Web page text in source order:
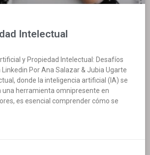
Intelectual
y Propiedad Intelectual: Desafíos
Linkedin Por Ana Salazar & Jubia Ugarte
donde la inteligencia artificial (IA) se
una herramienta omnipresente en
es esencial comprender cómo se